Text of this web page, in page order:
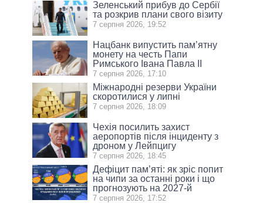
Зеленський прибув до Сербії
та розкрив плани свого візиту
7 серпня 2026, 19:52
Нацбанк випустить пам’ятну
монету на честь Папи
Римського Івана Павла II
7 серпня 2026, 17:10
Міжнародні резерви України
скоротилися у липні
7 серпня 2026, 18:09
Чехія посилить захист
аеропортів після інциденту з
дроном у Лейпцигу
7 серпня 2026, 18:45
Дефіцит пам’яті: як зріс попит
на чипи за останні роки і що
прогнозують на 2027-й
7 серпня 2026, 17:52